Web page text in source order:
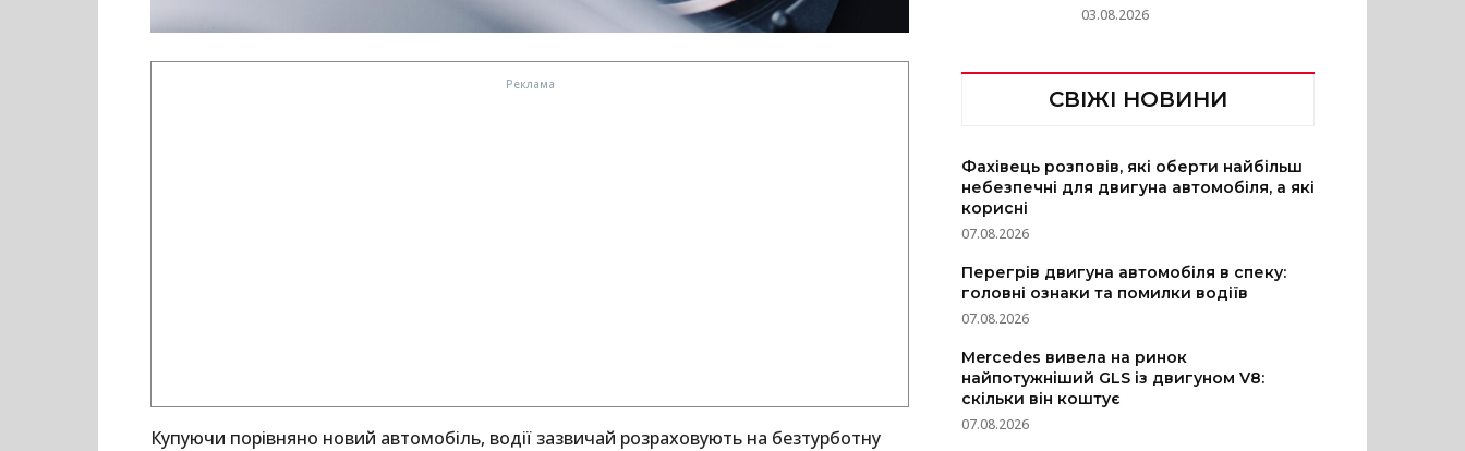
Купуючи порівняно новий автомобіль, водії зазвичай розраховують на безтурботну
03.08.2026
СВІЖІ НОВИНИ
Фахівець розповів, які оберти найбільш
небезпечні для двигуна автомобіля, а які
корисні
07.08.2026
Перегрів двигуна автомобіля в спеку:
головні ознаки та помилки водіїв
07.08.2026
Mercedes вивела на ринок
найпотужніший GLS із двигуном V8:
скільки він коштує
07.08.2026